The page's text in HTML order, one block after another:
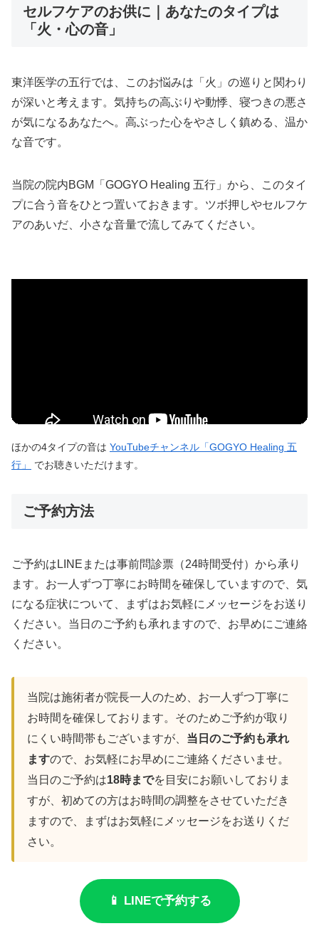
セルフケアのお供に｜あなたのタイプは
「火・心の音」
東洋医学の五行では、このお悩みは「火」の巡りと関わり
が深いと考えます。気持ちの高ぶりや動悸、寝つきの悪さ
が気になるあなたへ。高ぶった心をやさしく鎮める、温か
な音です。
当院の院内BGM「GOGYO Healing 五行」から、このタイ
プに合う音をひとつ置いておきます。ツボ押しやセルフケ
アのあいだ、小さな音量で流してみてください。
ほかの4タイプの音は YouTubeチャンネル「GOGYO Healing 五
行」
でお聴きいただけます。
ご予約方法
ご予約はLINEまたは事前問診票（24時間受付）から承り
ます。お一人ずつ丁寧にお時間を確保していますので、気
になる症状について、まずはお気軽にメッセージをお送り
ください。当日のご予約も承れますので、お早めにご連絡
ください。
当院は施術者が院長一人のため、お一人ずつ丁寧に
お時間を確保しております。そのためご予約が取り
にくい時間帯もございますが、 当日のご予約も承れ
ますので、お気軽にお早めにご連絡くださいませ。
当日のご予約は18時までを目安にお願いしておりま
すが、初めての方はお時間の調整をさせていただき
ますので、まずはお気軽にメッセージをお送りくだ
さい。
📱 LINEで予約する